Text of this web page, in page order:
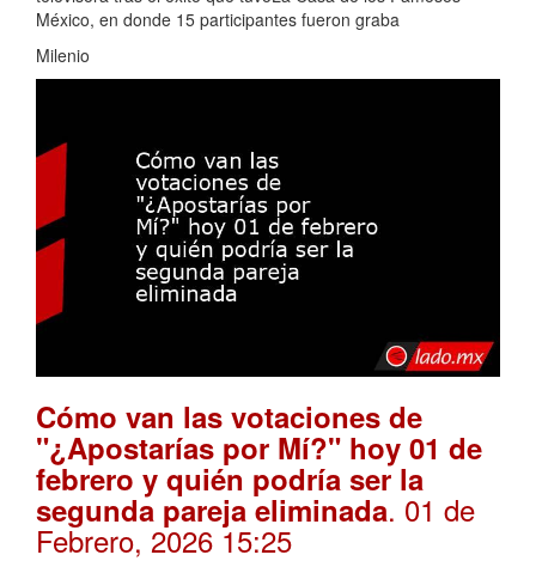
México, en donde 15 participantes fueron graba
Milenio
Cómo van las votaciones de
"¿Apostarías por Mí?" hoy 01 de
febrero y quién podría ser la
segunda pareja eliminada. 01 de
Febrero, 2026 15:25